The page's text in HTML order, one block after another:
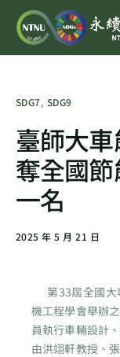
關於我們
永續資訊
校園綠生活
English
SDG7, SDG9
臺師大
奪全國
一名
2025 年 5 月 21 日
第33屆全國大
機工程學會舉辦
員執行車輛設計
由洪翊軒教授、